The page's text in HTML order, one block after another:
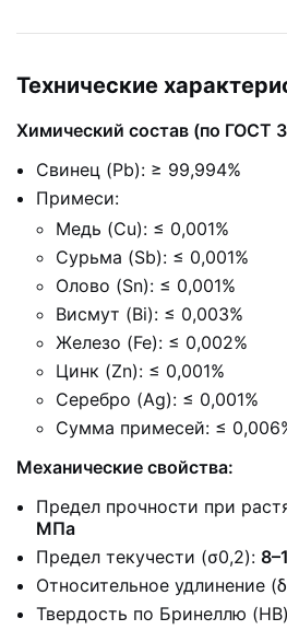
Технические
Химический состав (по ГОСТ
Свинец (Pb): ≥ 99,994%
Примеси:
Медь (Cu): ≤ 0,001%
Сурьма (Sb): ≤ 0,001%
Олово (Sn): ≤ 0,001%
Висмут (Bi): ≤ 0,003%
Железо (Fe): ≤ 0,002%
Цинк (Zn): ≤ 0,001%
Серебро (Ag): ≤ 0,001%
Сумма примесей: ≤
Механические свойства:
Предел прочности при
МПа
Предел текучести (σ0,2):
Относительное удлинение
Твердость по Бринеллю